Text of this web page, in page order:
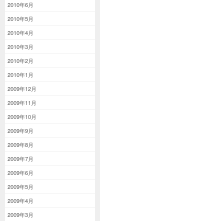
2010年6月
2010年5月
2010年4月
2010年3月
2010年2月
2010年1月
2009年12月
2009年11月
2009年10月
2009年9月
2009年8月
2009年7月
2009年6月
2009年5月
2009年4月
2009年3月